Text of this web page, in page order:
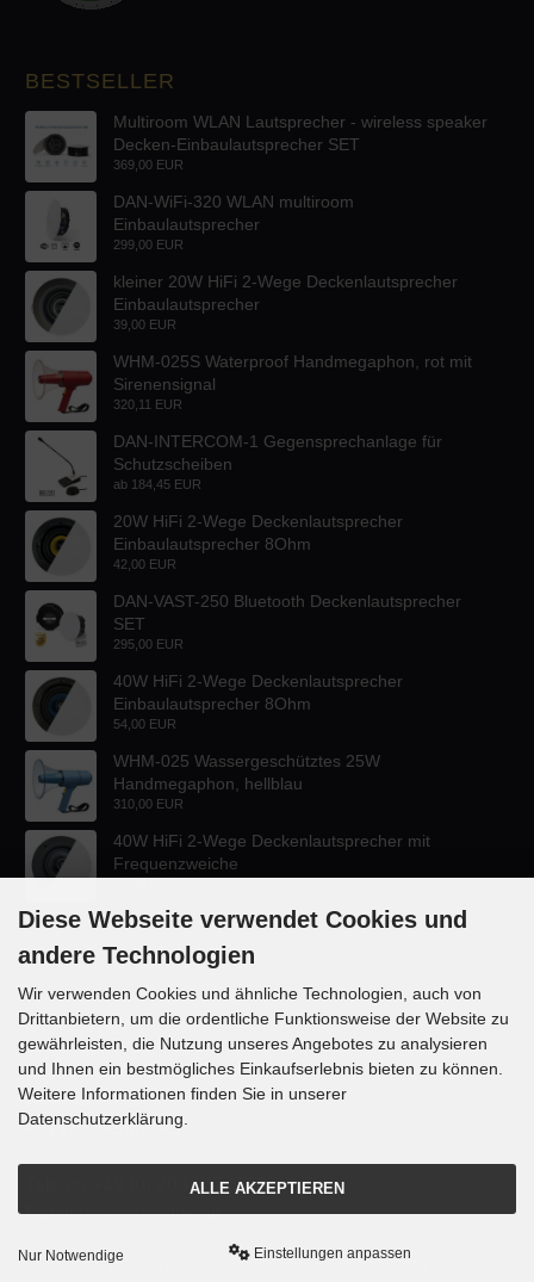
BESTSELLER
Multiroom WLAN Lautsprecher - wireless speaker
Decken-Einbaulautsprecher SET
369,00 EUR
DAN-WiFi-320 WLAN multiroom
Einbaulautsprecher
299,00 EUR
kleiner 20W HiFi 2-Wege Deckenlautsprecher
Einbaulautsprecher
39,00 EUR
WHM-025S Waterproof Handmegaphon, rot mit
Sirenensignal
320,11 EUR
DAN-INTERCOM-1 Gegensprechanlage für
Schutzscheiben
ab 184,45 EUR
20W HiFi 2-Wege Deckenlautsprecher
Einbaulautsprecher 8Ohm
42,00 EUR
DAN-VAST-250 Bluetooth Deckenlautsprecher
SET
295,00 EUR
40W HiFi 2-Wege Deckenlautsprecher
Einbaulautsprecher 8Ohm
54,00 EUR
WHM-025 Wassergeschütztes 25W
Handmegaphon, hellblau
310,00 EUR
40W HiFi 2-Wege Deckenlautsprecher mit
Frequenzweiche
KONTAKT
Lautsprecher-OnlineShop.de
Rübekampstr. 35
46117 Oberhausen
Telefon +49 (0) 208 / 874188
Email info@danyluk.de
mod
Diese Webseite verwendet Cookies und
andere Technologien
Wir verwenden Cookies und ähnliche Technologien, auch von
Drittanbietern, um die ordentliche Funktionsweise der Website zu
gewährleisten, die Nutzung unseres Angebotes zu analysieren
und Ihnen ein bestmögliches Einkaufserlebnis bieten zu können.
Weitere Informationen finden Sie in unserer
Datenschutzerklärung.
ALLE AKZEPTIEREN
Nur Notwendige Einstellungen anpassen